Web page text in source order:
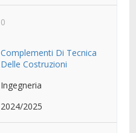
0
Complementi Di Tecnica
Delle Costruzioni
Ingegneria
2024/2025